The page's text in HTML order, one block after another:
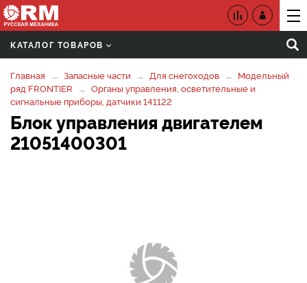
КАТАЛОГ ТОВАРОВ
Главная Запасные части Для снегоходов
Модельный
ряд FRONTIER
Органы управления, осветительные и
сигнальные приборы, датчики 141122
Блок управления двигателем
21051400301